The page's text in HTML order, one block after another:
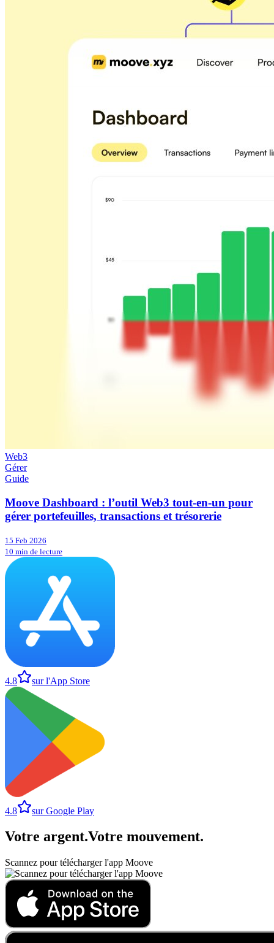
Web3
Gérer
Guide
Moove Dashboard : l’outil Web3 tout-en-un pour
gérer portefeuilles, transactions et trésorerie
15 Feb 2026
10 min de lecture
4.8 sur l'App Store
4.8 sur Google Play
Votre argent.Votre mouvement.
Scannez pour télécharger l'app Moove